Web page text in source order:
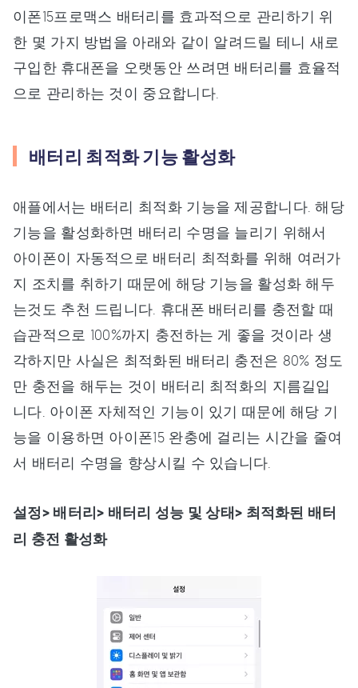
이폰15프로맥스 배터리를 효과적으로 관리하기 위
한 몇 가지 방법을 아래와 같이 알려드릴 테니 새로
구입한 휴대폰을 오랫동안 쓰려면 배터리를 효율적
으로 관리하는 것이 중요합니다.
배터리 최적화 기능 활성화
애플에서는 배터리 최적화 기능을 제공합니다. 해당
기능을 활성화하면 배터리 수명을 늘리기 위해서
아이폰이 자동적으로 배터리 최적화를 위해 여러가
지 조치를 취하기 때문에 해당 기능을 활성화 해두
는것도 추천 드립니다. 휴대폰 배터리를 충전할 때
습관적으로 100%까지 충전하는 게 좋을 것이라 생
각하지만 사실은 최적화된 배터리 충전은 80% 정도
만 충전을 해두는 것이 배터리 최적화의 지름길입
니다. 아이폰 자체적인 기능이 있기 때문에 해당 기
능을 이용하면 아이폰15 완충에 걸리는 시간을 줄여
서 배터리 수명을 향상시킬 수 있습니다.
설정> 배터리> 배터리 성능 및 상태> 최적화된 배터
리 충전 활성화